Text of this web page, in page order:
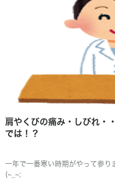
肩やくびの痛み・しびれ・
では！？
一年で一番寒い時期がやって参
(~_~; こん